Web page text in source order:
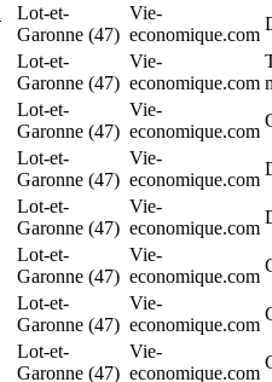
Lot-et-
Garonne (47)
Vie-
economique.com
Lot-et-
Garonne (47)
Vie-
economique.com
Lot-et-
Garonne (47)
Vie-
economique.com
Lot-et-
Garonne (47)
Vie-
economique.com
Lot-et-
Garonne (47)
Vie-
economique.com
Lot-et-
Garonne (47)
Vie-
economique.com
Lot-et-
Garonne (47)
Vie-
economique.com
Lot-et-
Garonne (47)
Vie-
economique.com